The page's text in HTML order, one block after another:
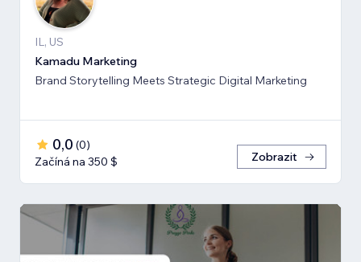
IL, US
Kamadu Marketing
Brand Storytelling Meets Strategic Digital Marketing
0,0 (0)
Začíná na 350 $
Zobrazit